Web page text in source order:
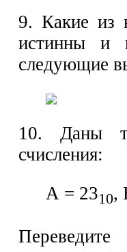
9. Какие из
истинны и
следующие
10. Даны
счисления:
А = 2310,